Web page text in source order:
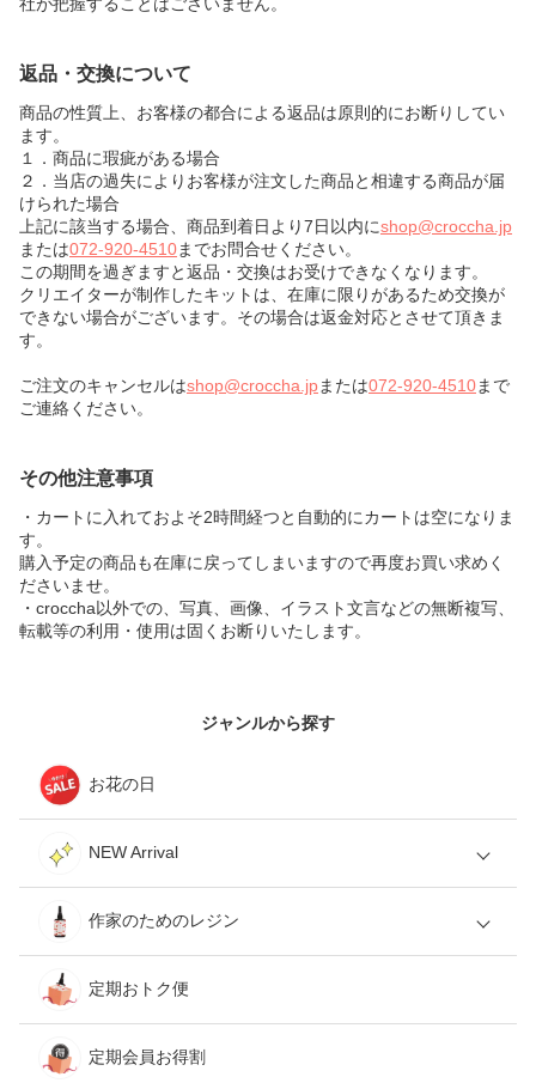
返品・交換について
商品の性質上、お客様の都合による返品は原則的にお断りしてい
ます。
１．商品に瑕疵がある場合
２．当店の過失によりお客様が注文した商品と相違する商品が届
けられた場合
上記に該当する場合、商品到着日より7日以内にshop@croccha.jp
または072-920-4510までお問合せください。
この期間を過ぎますと返品・交換はお受けできなくなります。
クリエイターが制作したキットは、在庫に限りがあるため交換が
できない場合がございます。その場合は返金対応とさせて頂きま
す。
ご注文のキャンセルはshop@croccha.jpまたは072-920-4510まで
ご連絡ください。
その他注意事項
・カートに入れておよそ2時間経つと自動的にカートは空になりま
す。
購入予定の商品も在庫に戻ってしまいますので再度お買い求めく
ださいませ。
・croccha以外での、写真、画像、イラスト文言などの無断複写、
転載等の利用・使用は固くお断りいたします。
ジャンルから探す
お花の日
NEW Arrival
作家のためのレジン
定期おトク便
定期会員お得割